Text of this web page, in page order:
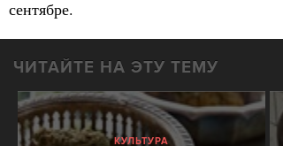
сентябре.
ЧИТАЙТЕ НА ЭТУ ТЕМУ
КУЛЬТУРА